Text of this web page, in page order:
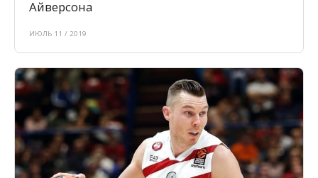
Айверсона
ИЮЛЬ 11 / 2019